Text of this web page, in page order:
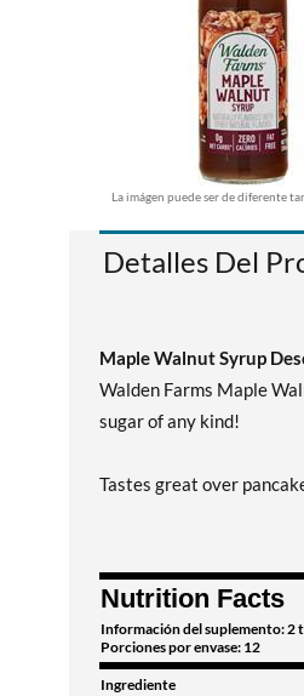
La imágen puede ser de diferente
Detalles Del
Maple Walnut Syrup
Walden Farms Maple
sugar of any kind!
Tastes great over
Nutrition Facts
Información del suplemento: 2
Porciones por envase: 12
Ingrediente